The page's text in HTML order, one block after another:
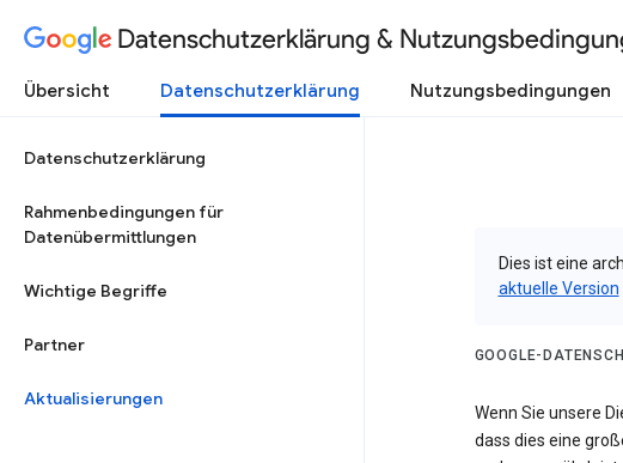
Datenschutzerklärung &
Übersicht Datenschutzerklärung Nutzungsbedingungen
Datenschutzerklärung
Rahmenbedingungen für
Datenübermittlungen
Wichtige Begriffe
Partner
Aktualisierungen
Dies ist eine
aktuelle Version
GOOGLE-
Wenn Sie unsere
dass dies eine